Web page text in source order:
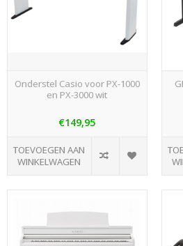
Onderstel Casio voor PX-1000
en PX-3000 wit
€149,95
TOEVOEGEN AAN
WINKELWAGEN